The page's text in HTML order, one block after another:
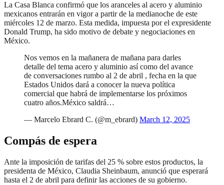
La Casa Blanca confirmó que los aranceles al acero y aluminio
mexicanos entrarán en vigor a partir de la medianoche de este
miércoles 12 de marzo. Esta medida, impuesta por el expresidente
Donald Trump, ha sido motivo de debate y negociaciones en
México.
Nos vemos en la mañanera de mañana para darles
detalle del tema acero y aluminio así como del avance
de conversaciones rumbo al 2 de abril , fecha en la que
Estados Unidos dará a conocer la nueva política
comercial que habrá de implementarse los próximos
cuatro años.México saldrá…
— Marcelo Ebrard C. (@m_ebrard) March 12, 2025
Compás de espera
Ante la imposición de tarifas del 25 % sobre estos productos, la
presidenta de México, Claudia Sheinbaum, anunció que esperará
hasta el 2 de abril para definir las acciones de su gobierno.